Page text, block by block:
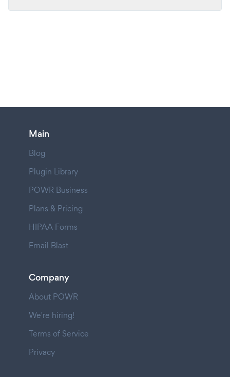
Main
Blog
Plugin Library
POWR Business
Plans & Pricing
HIPAA Forms
Email Blast
Company
About POWR
We're hiring!
Terms of Service
Privacy